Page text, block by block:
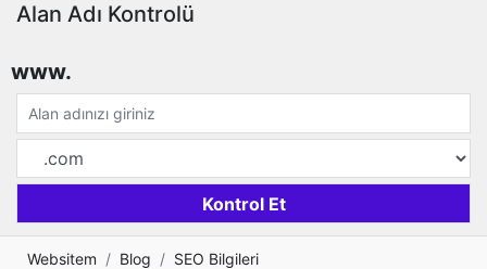
Alan Adı Kontrolü
www.
Websitem Blog
SEO Bilgileri